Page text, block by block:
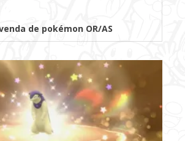
de pokémon OR/AS